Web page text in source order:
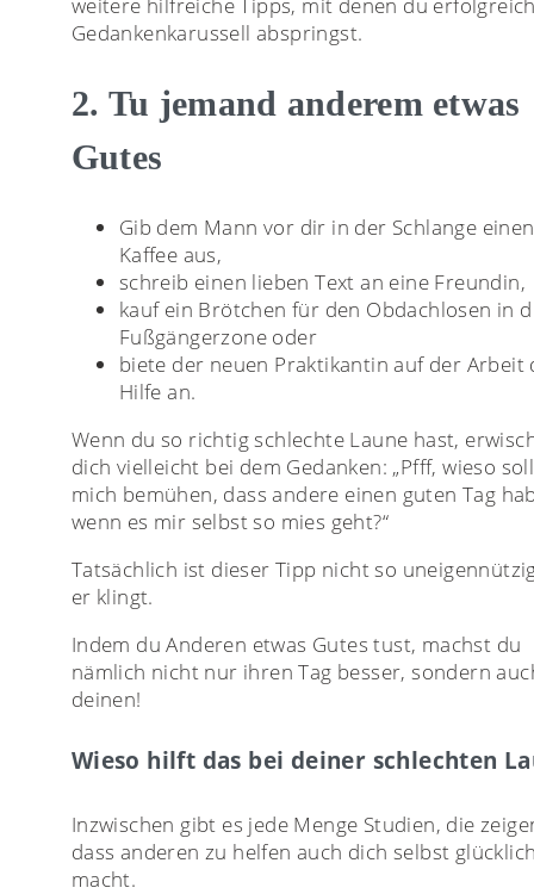
weitere hilfreiche Tipps, mit denen du
Gedankenkarussell abspringst.
2. Tu jemand anderem etwas
Gutes
Gib dem Mann vor dir in der Schlange einen
Kaffee aus,
schreib einen lieben Text an eine Freundin,
kauf ein Brötchen für den Obdachlosen in
Fußgängerzone oder
biete der neuen Praktikantin auf der Arbeit
Hilfe an.
Wenn du so richtig schlechte Laune hast,
dich vielleicht bei dem Gedanken: „Pfff, wieso
mich bemühen, dass andere einen guten Tag
wenn es mir selbst so mies geht?“
Tatsächlich ist dieser Tipp nicht so
er klingt.
Indem du Anderen etwas Gutes tust, machst du
nämlich nicht nur ihren Tag besser, sondern
deinen!
Wieso hilft das bei deiner schlechten
Inzwischen gibt es jede Menge Studien, die
dass anderen zu helfen auch dich selbst
macht.